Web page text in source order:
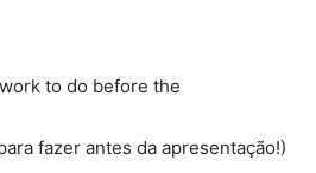
to do before the
fazer antes da apresentação!)